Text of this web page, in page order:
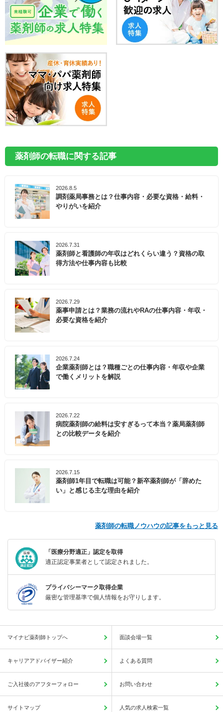
薬剤師の転職に関する記事
2026.8.5
調剤薬局事務とは？仕事内容・必要な資格・給料・
やりがいを紹介
2026.7.31
薬剤師と看護師の年収はどれくらい違う？資格の取
得方法や仕事内容も比較
2026.7.29
薬事申請とは？業務の流れやRAの仕事内容・年収・
必要な資格を紹介
2026.7.24
企業薬剤師とは？職種ごとの仕事内容・年収や企業
で働くメリットを解説
2026.7.22
病院薬剤師の給料は安すぎるって本当？薬局薬剤師
との比較データを紹介
2026.7.15
薬剤師1年目で転職は可能？新卒薬剤師が「辞めた
い」と感じる主な理由を紹介
薬剤師の転職ノウハウの記事をもっと見る
「医療分野適正」認定を取得
適正認定事業者として認定されました。
プライバシーマーク取得企業
厳密な管理基準で個人情報をお守りします。
マイナビ薬剤師トップへ 面談会場一覧
キャリアアドバイザー紹介 よくある質問
ご入社後のアフターフォロー お問い合わせ
サイトマップ 人気の求人検索一覧